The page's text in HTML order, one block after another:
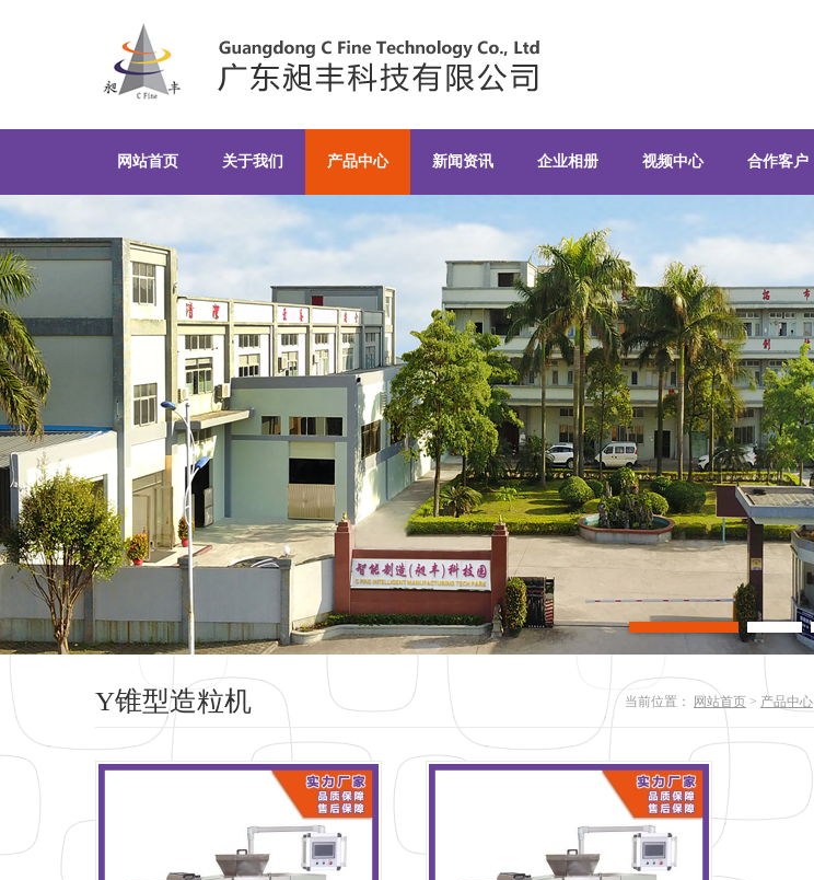
Y锥型造粒机-广东昶丰科技有限公司
网站首页 关于我们 产品中心 新闻资讯 企业相册 视频中心 合作客户
Y锥型造粒机 当前位置： 网站首页 > 产品中心